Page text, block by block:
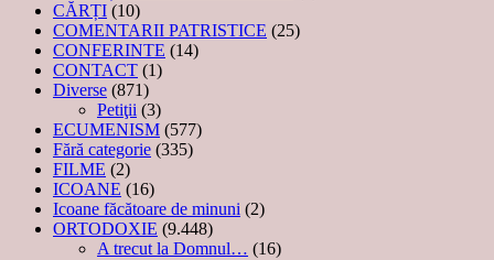
CĂRȚI (10)
COMENTARII PATRISTICE (25)
CONFERINTE (14)
CONTACT (1)
Diverse (871)
Petiţii (3)
ECUMENISM (577)
Fără categorie (335)
FILME (2)
ICOANE (16)
Icoane făcătoare de minuni (2)
ORTODOXIE (9.448)
A trecut la Domnul… (16)